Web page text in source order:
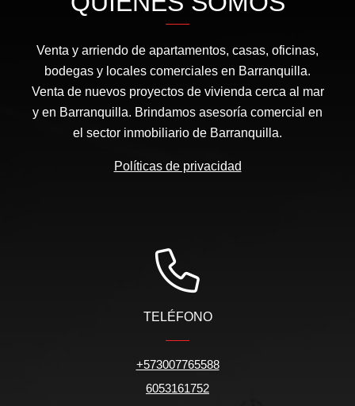
Venta y arriendo de apartamentos, casas, oficinas,
bodegas y locales comerciales en Barranquilla.
Venta de nuevos proyectos de vivienda cerca al mar
y en Barranquilla. Brindamos asesoría comercial en
el sector inmobiliario de Barranquilla.
Políticas de privacidad
TELÉFONO
+573007765588
6053161752